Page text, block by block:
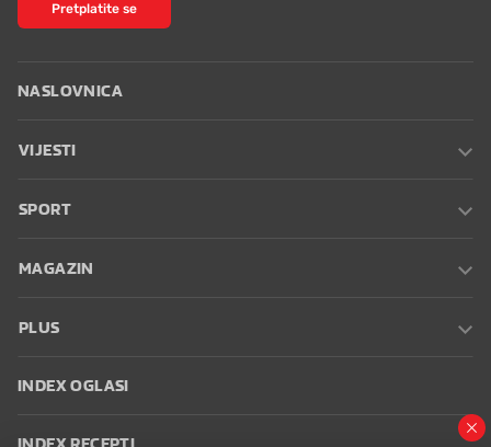
Pretplatite se
NASLOVNICA
VIJESTI
SPORT
MAGAZIN
PLUS
INDEX OGLASI